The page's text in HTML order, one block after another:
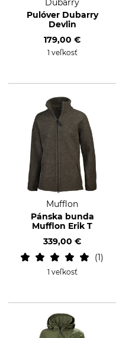
Dubarry
Pulóver Dubarry
Devlin
179,00 €
1 veľkosť
Mufflon
Pánska bunda
Mufflon Erik T
339,00 €
1
1 veľkosť